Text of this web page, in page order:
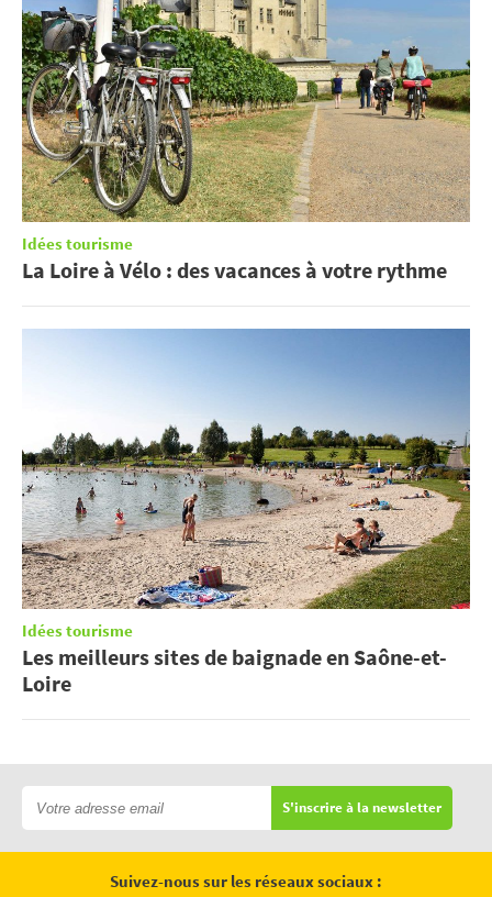
Idées tourisme
La Loire à Vélo : des vacances à votre rythme
Idées tourisme
Les meilleurs sites de baignade en Saône-et-
Loire
S'inscrire à la newsletter
Suivez-nous sur les réseaux sociaux :